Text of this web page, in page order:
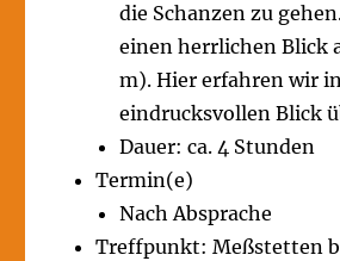
die Schanzen zu
einen herrlichen Blick
m). Hier erfahren wir
eindrucksvollen Blick
Dauer: ca. 4 Stunden
Termin(e)
Nach Absprache
Treffpunkt: Meßstetten